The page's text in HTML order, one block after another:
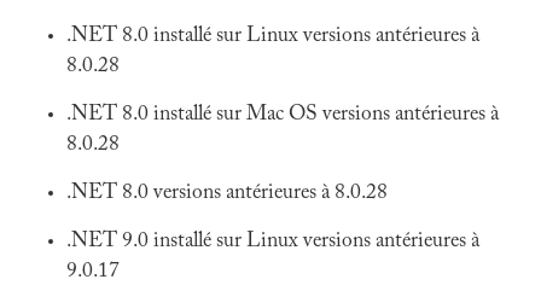
.NET 8.0 installé sur Linux versions antérieures à
8.0.28
.NET 8.0 installé sur Mac OS versions antérieures à
8.0.28
.NET 8.0 versions antérieures à 8.0.28
.NET 9.0 installé sur Linux versions antérieures à
9.0.17